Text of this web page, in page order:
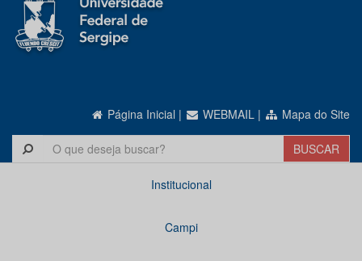
Página Inicial | WEBMAIL | Mapa do Site
Institucional
Campi